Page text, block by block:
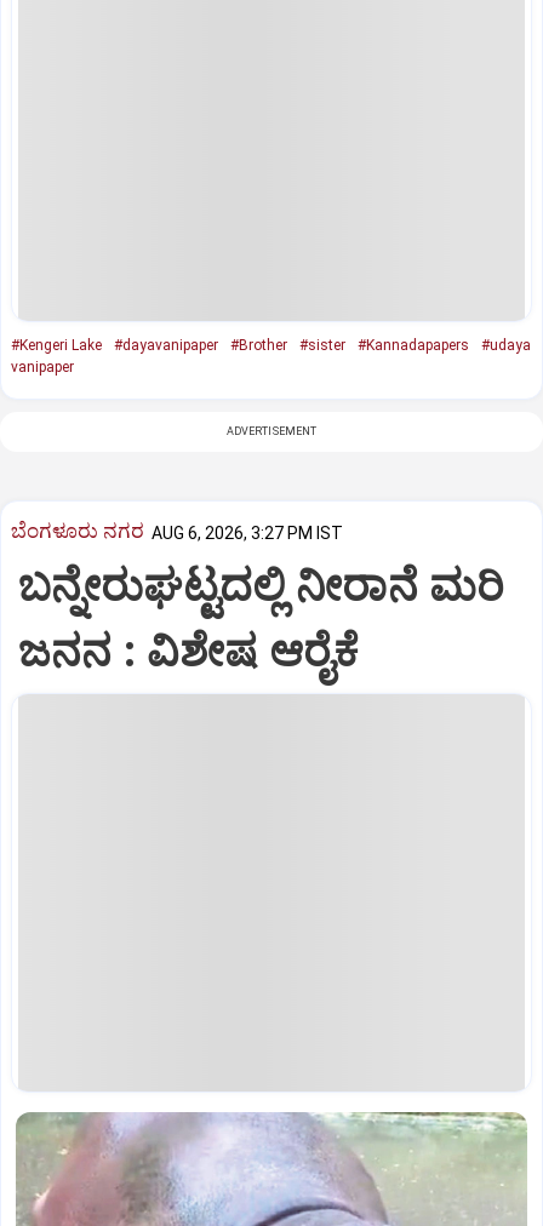
#Kengeri Lake #dayavanipaper #Brother #sister #Kannadapapers
#udaya
vanipaper
ADVERTISEMENT
ಬೆಂಗಳೂರು ನಗರ AUG 6, 2026, 3:27 PM IST
ಬನ್ನೇರುಘಟ್ಟದಲ್ಲಿ ನೀರಾನೆ ಮರಿ
ಜನನ : ವಿಶೇಷ ಆರೈಕೆ